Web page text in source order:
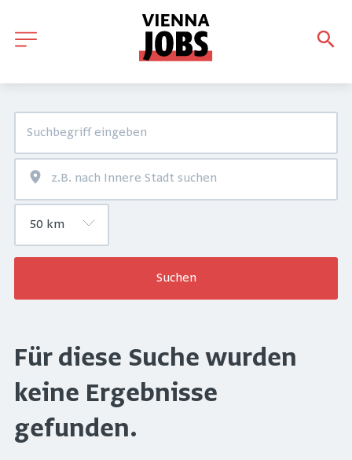
Suchen
Für diese Suche wurden
keine Ergebnisse
gefunden.